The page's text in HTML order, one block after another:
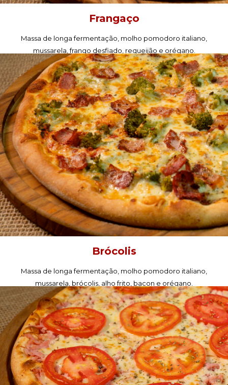
Frangaço
Massa de longa fermentação, molho pomodoro italiano,
mussarela, frango desfiado, requeijão e orégano.
PEÇA AGORA!
Brócolis
Massa de longa fermentação, molho pomodoro italiano,
mussarela, brócolis, alho frito, bacon e orégano.
PEÇA AGORA!